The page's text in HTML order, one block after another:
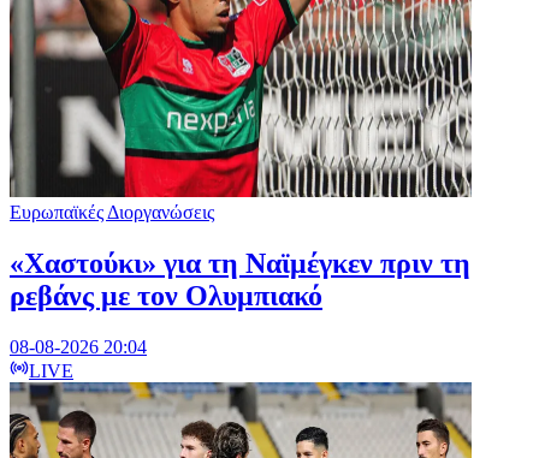
Ευρωπαϊκές Διοργανώσεις
«Χαστούκι» για τη Ναϊμέγκεν πριν τη
ρεβάνς με τον Ολυμπιακό
08-08-2026 20:04
LIVE